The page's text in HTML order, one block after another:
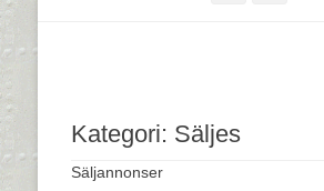
Kategori: Säljes
Säljannonser